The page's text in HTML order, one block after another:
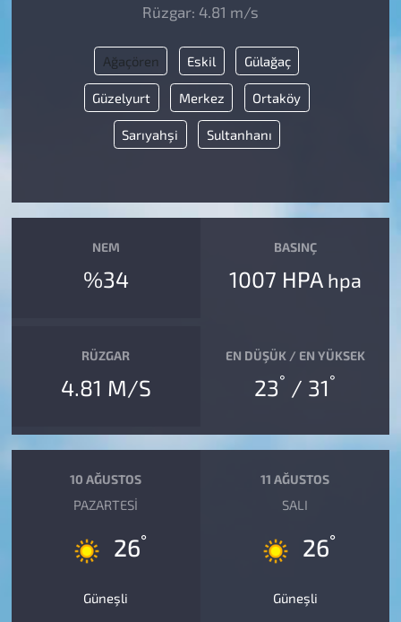
Rüzgar: 4.81 m/s
Ağaçören Eskil Gülağaç
Güzelyurt Merkez Ortaköy
Sarıyahşi Sultanhanı
NEM
%34
BASINÇ
1007 HPA hpa
RÜZGAR
4.81 M/S
EN DÜŞÜK / EN YÜKSEK
23° / 31°
10 AĞUSTOS
PAZARTESI
26°
Güneşli
11 AĞUSTOS
SALI
26°
Güneşli